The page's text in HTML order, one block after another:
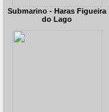
Submarino - Haras Figueira
do Lago